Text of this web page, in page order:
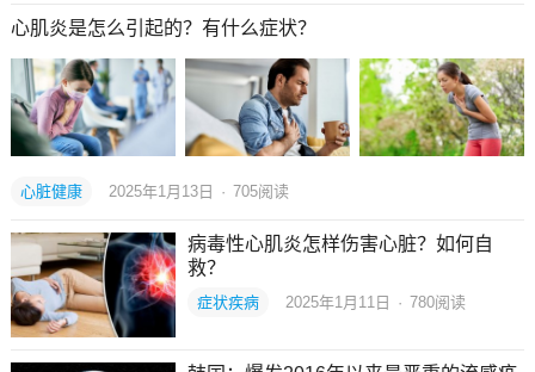
心肌炎是怎么引起的？有什么症状？
心脏健康 2025年1月13日 · 705阅读
病毒性心肌炎怎样伤害心脏？如何自
救？
症状疾病 2025年1月11日 · 780阅读